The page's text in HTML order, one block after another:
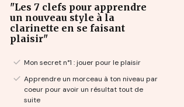
"Les 7 clefs pour apprendre
un nouveau style à la
clarinette en se faisant
plaisir"
Mon secret n°1 : jouer pour le plaisir
Apprendre un morceau à ton niveau par
coeur pour avoir un résultat tout de
suite